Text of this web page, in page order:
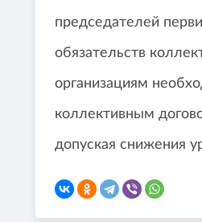
председателей
обязательств
организациям
коллективным
допуская снижения